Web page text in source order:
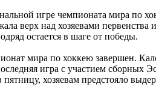
игре чемпионата мира по
верх над хозяевами
остается в шаге от победы.
мира по хоккею завершен.
игра с участием сборных
пятницу, хозяевам предстояло